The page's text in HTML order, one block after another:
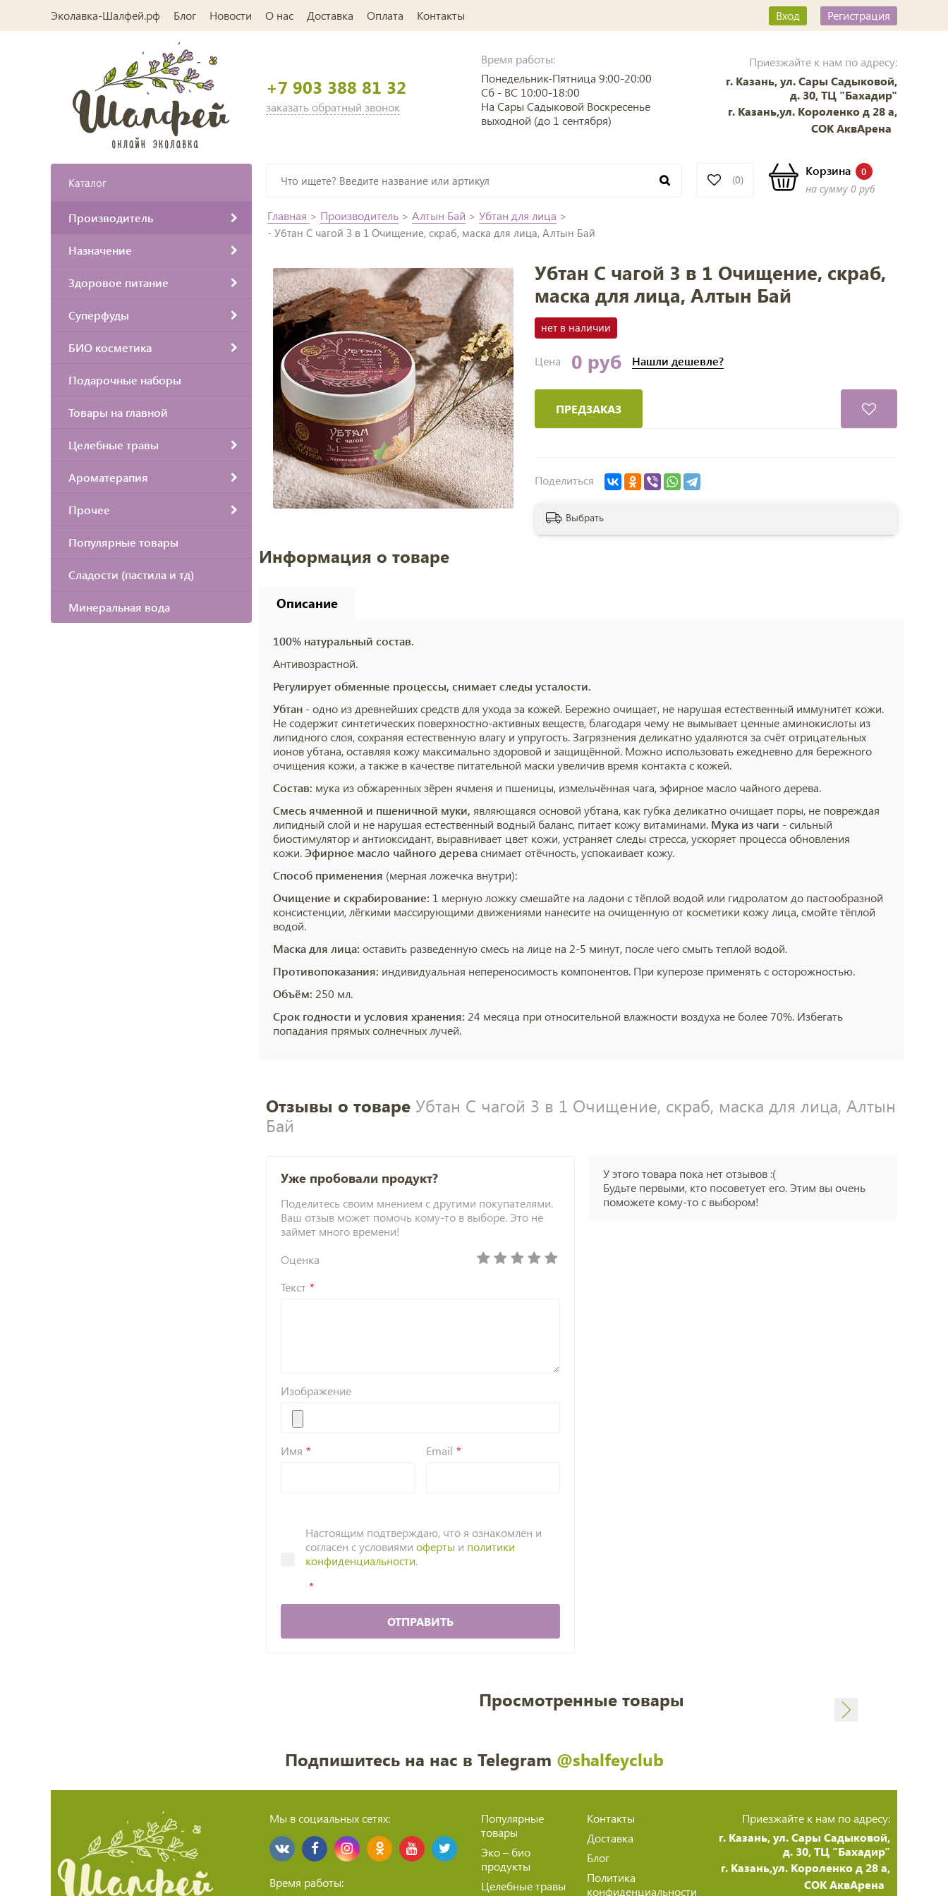
Эколавка-Шалфей.рф Блог Новости О нас Доставка Оплата Контакты Вход Регистрация
+7 903 388 81 32
заказать обратный звонок
Время работы:
Понедельник-Пятница 9:00-20:00
Сб - ВС 10:00-18:00
На Сары Садыковой Воскресенье
выходной (до 1 сентября)
Приезжайте к нам по адресу:
г. Казань, ул. Сары Садыковой,
д. 30, ТЦ "Бахадир"
г. Казань,ул. Короленко д 28 а,
СОК АквАрена
(0)
Корзина 0
на сумму 0 руб
Каталог
Производитель
Назначение
Здоровое питание
Суперфуды
БИО косметика
Подарочные наборы
Товары на главной
Целебные травы
Ароматерапия
Прочее
Популярные товары
Сладости (пастила и тд)
Минеральная вода
Главная > Производитель > Алтын Бай > Убтан для лица >
- Убтан С чагой 3 в 1 Очищение, скраб, маска для лица, Алтын Бай
Убтан С чагой 3 в 1 Очищение, скраб,
маска для лица, Алтын Бай
нет в наличии
Цена 0 руб Нашли дешевле?
ПРЕДЗАКАЗ
Поделиться
Выбрать
Информация о товаре
Описание
100% натуральный состав.
Антивозрастной.
Регулирует обменные процессы, снимает следы усталости.
Убтан - одно из древнейших средств для ухода за кожей. Бережно очищает, не нарушая естественный иммунитет кожи.
Не содержит синтетических поверхностно-активных веществ, благодаря чему не вымывает ценные аминокислоты из
липидного слоя, сохраняя естественную влагу и упругость. Загрязнения деликатно удаляются за счёт отрицательных
ионов убтана, оставляя кожу максимально здоровой и защищённой. Можно использовать ежедневно для бережного
очищения кожи, а также в качестве питательной маски увеличив время контакта с кожей.
Состав: мука из обжаренных зёрен ячменя и пшеницы, измельчённая чага, эфирное масло чайного дерева.
Смесь ячменной и пшеничной муки, являющаяся основой убтана, как губка деликатно очищает поры, не повреждая
липидный слой и не нарушая естественный водный баланс, питает кожу витаминами. Мука из чаги - сильный
биостимулятор и антиоксидант, выравнивает цвет кожи, устраняет следы стресса, ускоряет процесса обновления
кожи.Эфирное масло чайного дереваснимает отёчность, успокаивает кожу.
Способ применения (мерная ложечка внутри):
Очищение и скрабирование: 1 мерную ложку смешайте на ладони с тёплой водой или гидролатом до пастообразной
консистенции, лёгкими массирующими движениями нанесите на очищенную от косметики кожу лица, смойте тёплой
водой.
Маска для лица: оставить разведенную смесь на лице на 2-5 минут, после чего смыть теплой водой.
Противопоказания: индивидуальная непереносимость компонентов. При куперозе применять с осторожностью.
Объём: 250 мл.
Срок годности и условия хранения: 24 месяца при относительной влажности воздуха не более 70%. Избегать
попадания прямых солнечных лучей.
Отзывы о товаре Убтан С чагой 3 в 1 Очищение, скраб, маска для лица, Алтын
Бай
Уже пробовали продукт?
Поделитесь своим мнением с другими покупателями.
Ваш отзыв может помочь кому-то в выборе. Это не
займет много времени!
Оценка
Текст
Изображение
Имя Email
Настоящим подтверждаю, что я ознакомлен и
согласен с условиями оферты и политики
конфиденциальности.
ОТПРАВИТЬ
У этого товара пока нет отзывов :(
Будьте первыми, кто посоветует его. Этим вы очень
поможете кому-то с выбором!
Просмотренные товары
Подпишитесь на нас в Telegram @shalfeyclub
Мы в социальных сетях:
Время работы:
Популярные
товары
Эко – био
продукты
Целебные травы
Контакты
Доставка
Блог
Политика
конфиденциальности
Приезжайте к нам по адресу:
г. Казань, ул. Сары Садыковой,
д. 30, ТЦ "Бахадир"
г. Казань,ул. Короленко д 28 а,
СОК АквАрена